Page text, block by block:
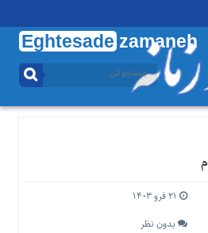
Eghtesade zamaneh
بدون نظر